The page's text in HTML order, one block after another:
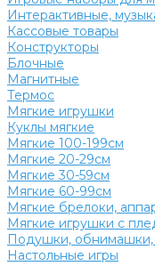
Интерактивные,
Кассовые товары
Конструкторы
Блочные
Магнитные
Термос
Мягкие игрушки
Куклы мягкие
Мягкие 100-199см
Мягкие 20-29см
Мягкие 30-59см
Мягкие 60-99см
Мягкие брелоки,
Мягкие игрушки с
Подушки,
Настольные игры